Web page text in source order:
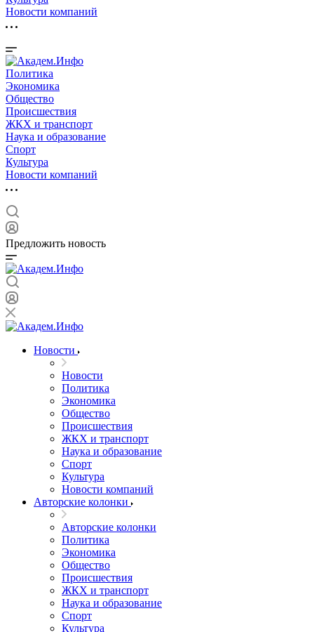
Новости компаний
Политика
Экономика
Общество
Происшествия
ЖКХ и транспорт
Наука и образование
Спорт
Культура
Новости компаний
Предложить новость
Новости
Новости
Политика
Экономика
Общество
Происшествия
ЖКХ и транспорт
Наука и образование
Спорт
Культура
Новости компаний
Авторские колонки
Авторские колонки
Политика
Экономика
Общество
Происшествия
ЖКХ и транспорт
Наука и образование
Спорт
Культура